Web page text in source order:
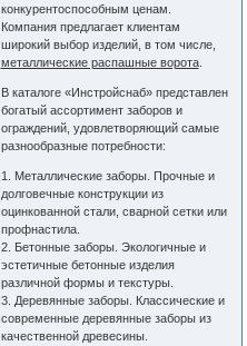
конкурентоспособным ценам.
Компания предлагает клиентам
широкий выбор изделий, в том числе,
металлические распашные ворота.
В каталоге «Инстройснаб» представлен
богатый ассортимент заборов и
ограждений, удовлетворяющий самые
разнообразные потребности:
1. Металлические заборы. Прочные и
долговечные конструкции из
оцинкованной стали, сварной сетки или
профнастила.
2. Бетонные заборы. Экологичные и
эстетичные бетонные изделия
различной формы и текстуры.
3. Деревянные заборы. Классические и
современные деревянные заборы из
качественной древесины.